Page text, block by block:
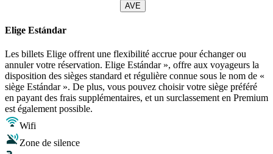
AVE
Elige Estándar
Les billets Elige offrent une flexibilité accrue pour échanger ou
annuler votre réservation. Elige Estándar », offre aux voyageurs la
disposition des sièges standard et régulière connue sous le nom de «
siège Estándar ». De plus, vous pouvez choisir votre siège préféré
en payant des frais supplémentaires, et un surclassement en Premium
est également possible.
Wifi
Zone de silence